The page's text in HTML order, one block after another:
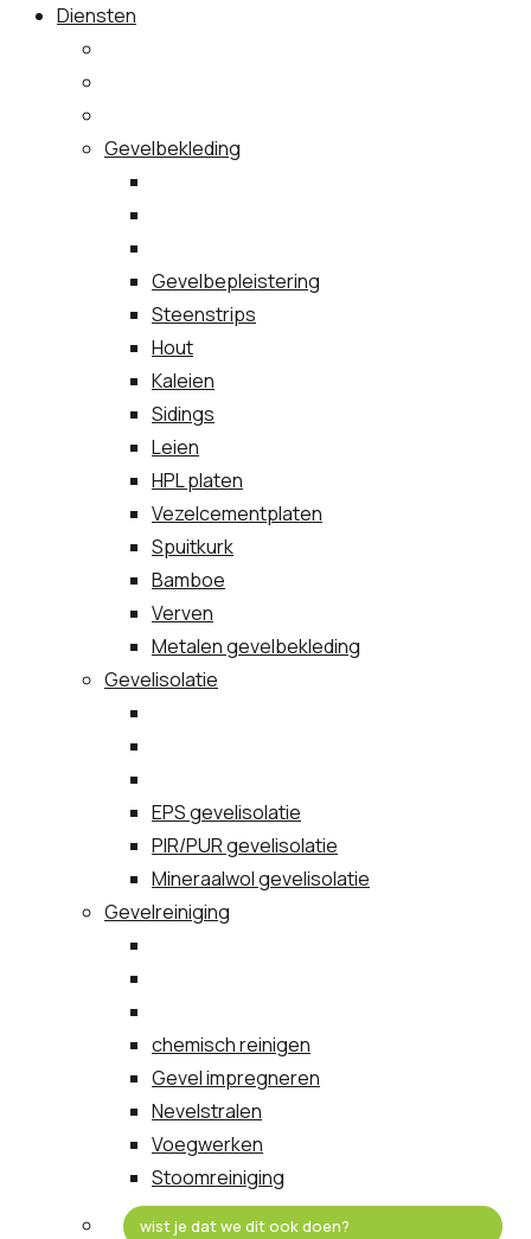
Diensten
Gevelbekleding
Gevelbepleistering
Steenstrips
Hout
Kaleien
Sidings
Leien
HPL platen
Vezelcementplaten
Spuitkurk
Bamboe
Verven
Metalen gevelbekleding
Gevelisolatie
EPS gevelisolatie
PIR/PUR gevelisolatie
Mineraalwol gevelisolatie
Gevelreiniging
chemisch reinigen
Gevel impregneren
Nevelstralen
Voegwerken
Stoomreiniging
wist je dat we dit ook doen?